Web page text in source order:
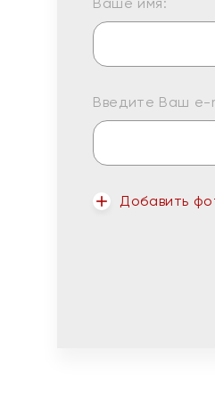
Введите Ваш e-
Добавить